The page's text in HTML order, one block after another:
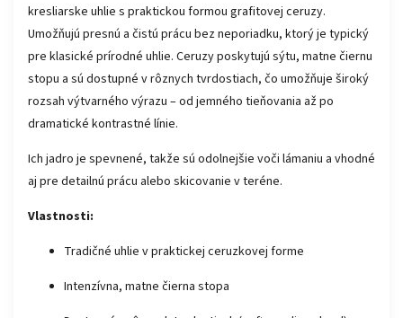
kresliarske uhlie s praktickou formou grafitovej ceruzy.
Umožňujú presnú a čistú prácu bez neporiadku, ktorý je typický
pre klasické prírodné uhlie. Ceruzy poskytujú sýtu, matne čiernu
stopu a sú dostupné v rôznych tvrdostiach, čo umožňuje široký
rozsah výtvarného výrazu – od jemného tieňovania až po
dramatické kontrastné línie.
Ich jadro je spevnené, takže sú odolnejšie voči lámaniu a vhodné
aj pre detailnú prácu alebo skicovanie v teréne.
Vlastnosti:
Tradičné uhlie v praktickej ceruzkovej forme
Intenzívna, matne čierna stopa